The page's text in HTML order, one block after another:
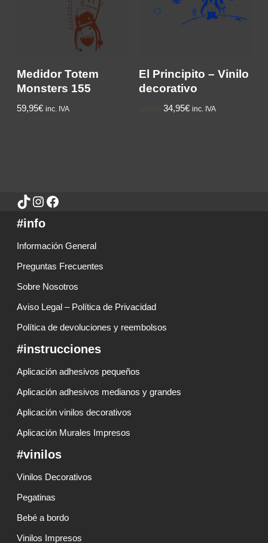
Medidor Totem
Monsters 155
59,95€ inc. IVA
El Principito – Vinilo
decorativo
34,95€ inc. IVA
#info
Información General
Preguntas Frecuentes
Sobre Nosotros
Aviso Legal – Política de Privacidad
Política de devoluciones y reembolsos
#instrucciones
Aplicación adhesivos pequeños
Aplicación adhesivos medianos y grandes
Aplicación vinilos decorativos
Aplicación Murales Impresos
#vinilos
Vinilos Decorativos
Pegatinas
Bebé a bordo
Vinilos Impresos